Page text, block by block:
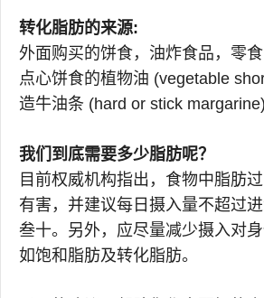
转化脂肪的来源:
外面购买的饼食，油炸食品，零
点心饼食的植物油 (vegetable
造牛油条 (hard or stick margarine)
我们到底需要多少脂肪呢？
目前权威机构指出，食物中脂肪
有害，并建议每日摄入量不超过
叁十。另外，应尽量减少摄入对身
如饱和脂肪及转化脂肪。